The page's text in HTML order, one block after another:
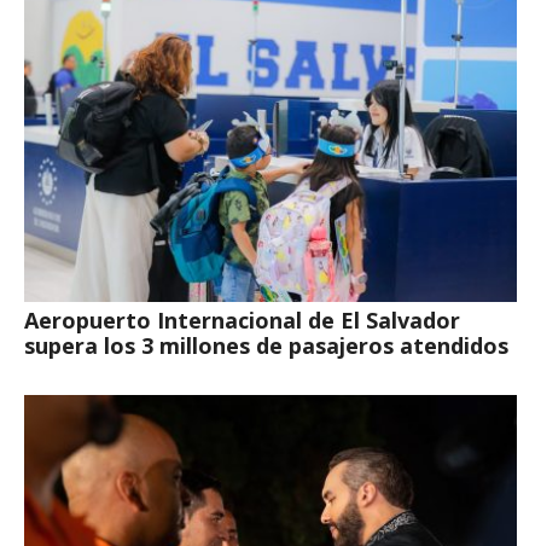
Aeropuerto Internacional de El Salvador
supera los 3 millones de pasajeros atendidos